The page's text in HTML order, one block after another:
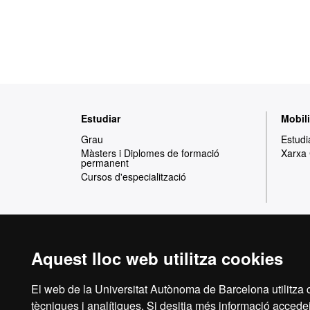
Aquest lloc web utilitza cookies
El web de la Universitat Autònoma de Barcelona
tècniques i analítiques. Si desitja més informació
i
o
n
a
Estudiar
Grau
Màsters i Diplomes de formació
permanent
Cursos d'especialització
Xarxa
Reconeixement internacional de l'excel·lència